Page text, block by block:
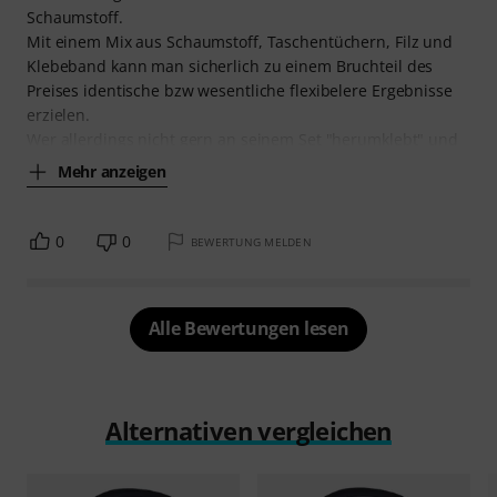
Schaumstoff.
Mit einem Mix aus Schaumstoff, Taschentüchern, Filz und
Klebeband kann man sicherlich zu einem Bruchteil des
Preises identische bzw wesentliche flexibelere Ergebnisse
erzielen.
Mehr anzeigen
0 0 BEWERTUNG MELDEN
Alle Bewertungen lesen
Alternativen vergleichen